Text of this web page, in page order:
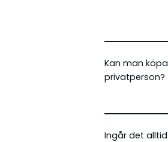
Kan man
privatperson?
Ingår det